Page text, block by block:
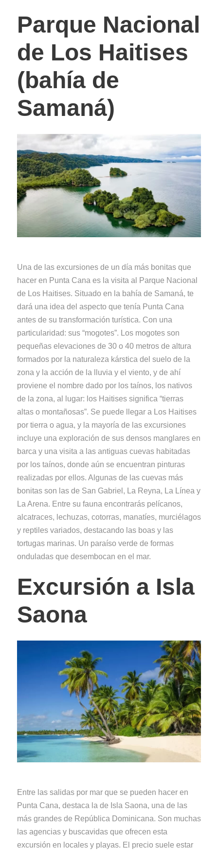
Parque Nacional
de Los Haitises
(bahía de
Samaná)
Una de las excursiones de un día más bonitas que
hacer en Punta Cana es la visita al Parque Nacional
de Los Haitises. Situado en la bahía de Samaná, te
dará una idea del aspecto que tenía Punta Cana
antes de su transformación turística. Con una
particularidad: sus “mogotes”. Los mogotes son
pequeñas elevaciones de 30 o 40 metros de altura
formados por la naturaleza kárstica del suelo de la
zona y la acción de la lluvia y el viento, y de ahí
proviene el nombre dado por los taínos, los nativos
de la zona, al lugar: los Haitises significa “tierras
altas o montañosas”. Se puede llegar a Los Haitises
por tierra o agua, y la mayoría de las excursiones
incluye una exploración de sus densos manglares en
barca y una visita a las antiguas cuevas habitadas
por los taínos, donde aún se encuentran pinturas
realizadas por ellos. Algunas de las cuevas más
bonitas son las de San Gabriel, La Reyna, La Línea y
La Arena. Entre su fauna encontrarás pelícanos,
alcatraces, lechuzas, cotorras, manatíes, murciélagos
y reptiles variados, destacando las boas y las
tortugas marinas. Un paraíso verde de formas
onduladas que desembocan en el mar.
Excursión a Isla
Saona
Entre las salidas por mar que se pueden hacer en
Punta Cana, destaca la de Isla Saona, una de las
más grandes de República Dominicana. Son muchas
las agencias y buscavidas que ofrecen esta
excursión en locales y playas. El precio suele estar